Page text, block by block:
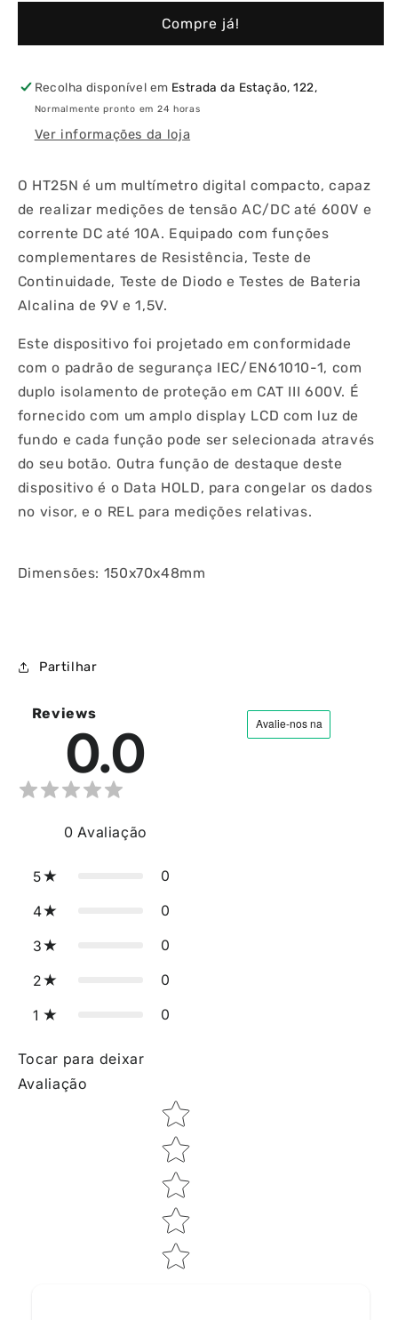
HT25N
III
Compacto
HT25N
III
Compre já!
Recolha disponível em Estrada da Estação, 122,
Normalmente pronto em 24 horas
Ver informações da loja
O HT25N é um multímetro digital compacto, capaz
de realizar medições de tensão AC/DC até 600V e
corrente DC até 10A. Equipado com funções
complementares de Resistência, Teste de
Continuidade, Teste de Diodo e Testes de Bateria
Alcalina de 9V e 1,5V.
Este dispositivo foi projetado em conformidade
com o padrão de segurança IEC/EN61010-1, com
duplo isolamento de proteção em CAT III 600V. É
fornecido com um amplo display LCD com luz de
fundo e cada função pode ser selecionada através
do seu botão. Outra função de destaque deste
dispositivo é o Data HOLD, para congelar os dados
no visor, e o REL para medições relativas.
Dimensões: 150x70x48mm
Partilhar
Reviews
0.0
0 Avaliação
5 0
4 0
3 0
2 0
1 0
Tocar para deixar
Avaliação
Star rating